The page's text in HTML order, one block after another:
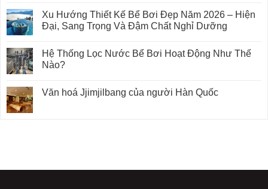
Xu Hướng Thiết Kế Bể Bơi Đẹp Năm 2026 – Hiện
Đại, Sang Trọng Và Đậm Chất Nghỉ Dưỡng
Hệ Thống Lọc Nước Bể Bơi Hoạt Động Như Thế
Nào?
Văn hoá Jjimjilbang của người Hàn Quốc